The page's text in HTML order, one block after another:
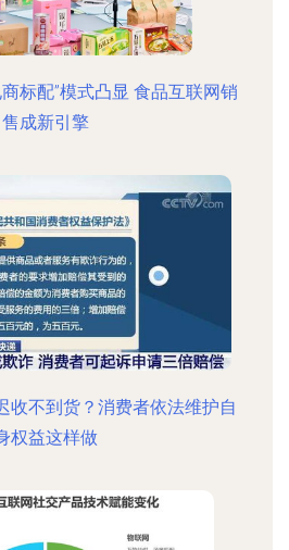
标配”模式凸显 食品互联网销
售成新引擎
收不到货？消费者依法维护自
权益这样做